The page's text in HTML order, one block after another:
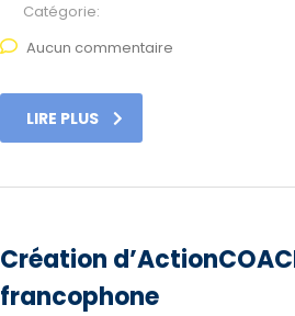
Catégorie:
Aucun commentaire
LIRE PLUS
Création
francophone